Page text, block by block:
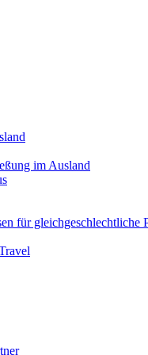
im Ausland
für gleichgeschlechtliche